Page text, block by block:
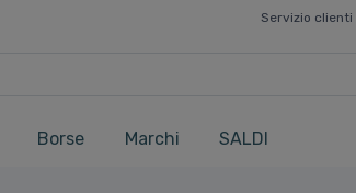
Servizio clienti
Borse Marchi SALDI